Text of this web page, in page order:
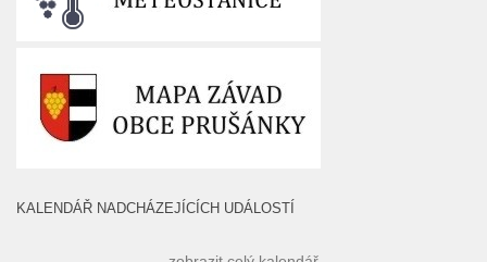
KALENDÁŘ NADCHÁZEJÍCÍCH UDÁLOSTÍ